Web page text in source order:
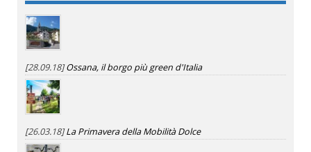
[28.09.18]Ossana, il borgo più green d'Italia
[26.03.18]La Primavera della Mobilità Dolce